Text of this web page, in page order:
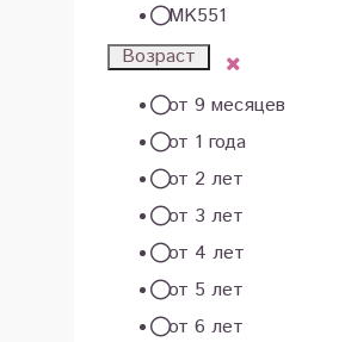
MK551
Возраст
от 9 месяцев
от 1 года
от 2 лет
от 3 лет
от 4 лет
от 5 лет
от 6 лет